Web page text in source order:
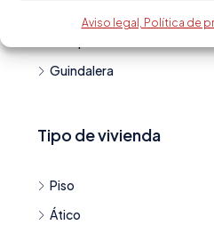
Aviso legal, Política de
Guindalera
Tipo de vivienda
Piso
Ático